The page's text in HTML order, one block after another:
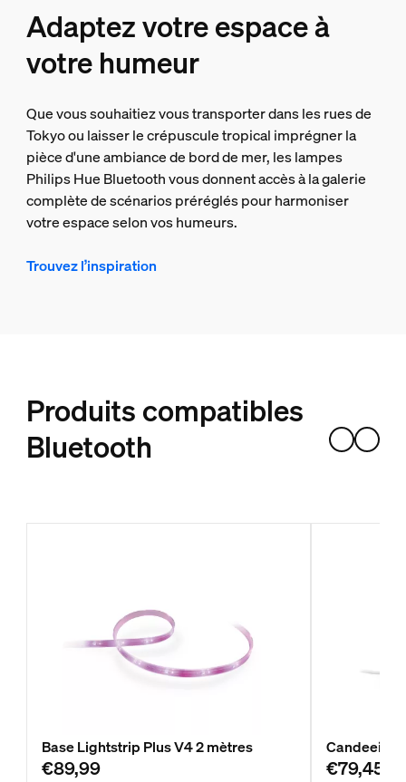
Adaptez votre espace à
votre humeur
Que vous souhaitiez vous transporter dans les rues de
Tokyo ou laisser le crépuscule tropical imprégner la
pièce d'une ambiance de bord de mer, les lampes
Philips Hue Bluetooth vous donnent accès à la galerie
complète de scénarios préréglés pour harmoniser
votre espace selon vos humeurs.
Trouvez l’inspiration
Produits compatibles
Bluetooth
Base Lightstrip Plus V4 2 mètres
€89,99
Candeeiro
€79,45